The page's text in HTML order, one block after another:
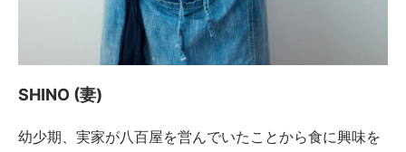
SHINO (妻)
幼少期、実家が八百屋を営んでいたことから食に興味を